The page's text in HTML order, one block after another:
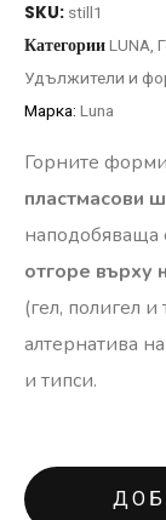
SKU: still1
КатегорииLUNA
Удължители и
Марка: Luna
Горните
пластмасови
наподобяваща
отгоре върху
(гел, полигел
алтернатива
и типси.